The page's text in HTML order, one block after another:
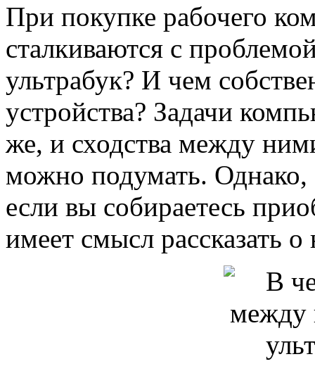
При покупке рабочего
сталкиваются с
ультрабук? И чем
устройства? Задачи
же, и сходства между
можно подумать. Однако,
если вы собираетесь
имеет смысл рассказать о